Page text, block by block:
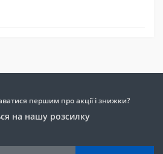
першим про акції і знижки?
на нашу розсилку